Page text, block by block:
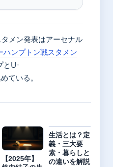
メン発表はアーセナル
ハンプトン戦スタメン
とU-
ている。
【2025年】
生活とは？定
義・三大要
素・暮らしと
の違いを解説